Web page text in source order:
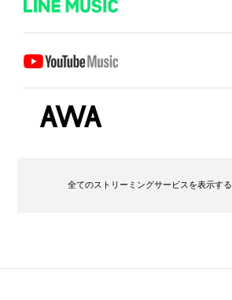
全てのストリーミングサービスを表示する